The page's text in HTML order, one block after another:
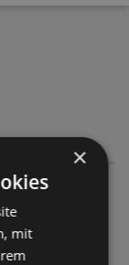
große Fr
×
mit